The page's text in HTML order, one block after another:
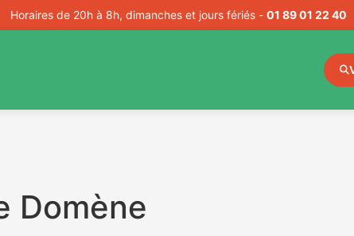
Horaires de 20h à 8h, dimanches et jours fériés - 01 89 01 22 40
Domène